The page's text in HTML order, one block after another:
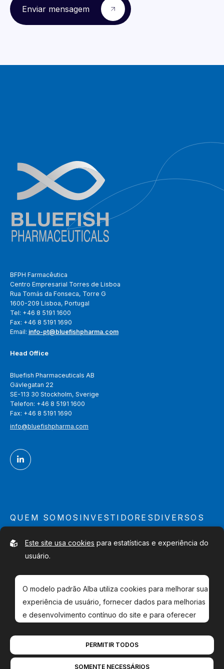
Enviar mensagem
BFPH Farmacêutica
Centro Empresarial Torres de Lisboa
Rua Tomás da Fonseca, Torre G
1600-209 Lisboa, Portugal
Tel: +46 8 5191 1600
Fax: +46 8 5191 1690
Email: info-pt@bluefishpharma.com
Head Office
Bluefish Pharmaceuticals AB
Gävlegatan 22
SE-113 30 Stockholm, Sverige
Telefon: +46 8 5191 1600
Fax: +46 8 5191 1690
info@bluefishpharma.com
QUEM SOMOS INVESTIDORES DIVERSOS
Política de privacidade
Sphinxlyagência web|Desenvolvido por Easyweb
Este site usa cookies para estatísticas e experiência do
usuário.
O modelo padrão Alba utiliza cookies para melhorar sua
experiência de usuário, fornecer dados para melhorias
e desenvolvimento contínuo do site e para oferecer
Leia nossapolítica de privacidade. Se você
SOMENTE NECESSÁRIOS
PERMITIR TODOS